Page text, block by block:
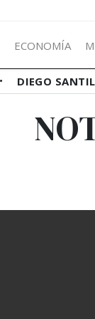
ECONOMÍA
DIEGO